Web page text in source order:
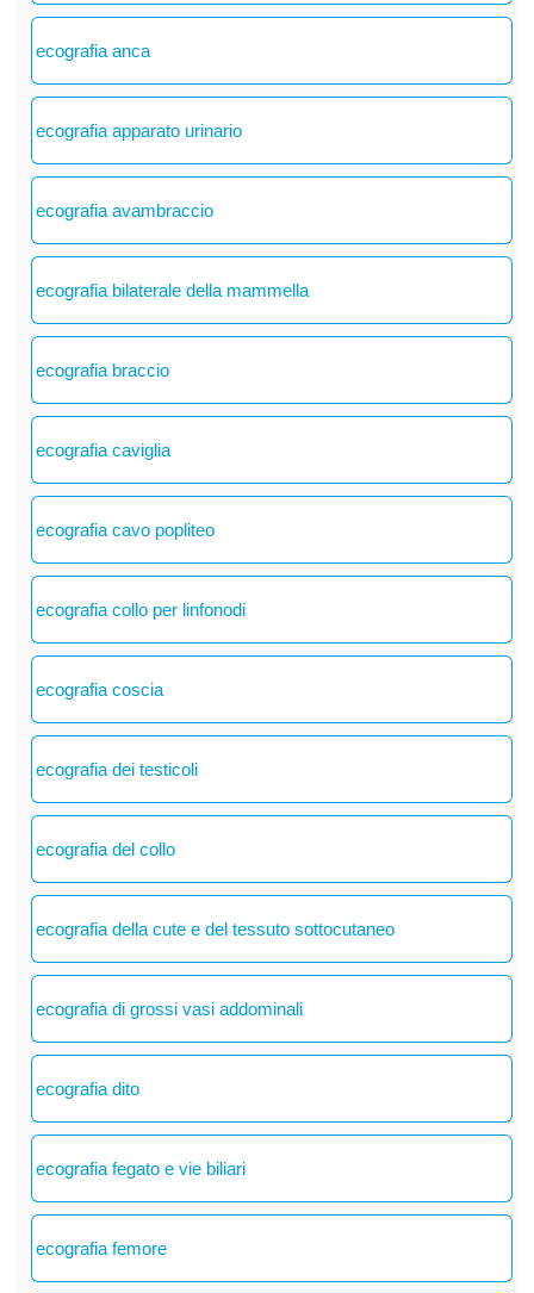
ecografia anca
ecografia apparato urinario
ecografia avambraccio
ecografia bilaterale della mammella
ecografia braccio
ecografia caviglia
ecografia cavo popliteo
ecografia collo per linfonodi
ecografia coscia
ecografia dei testicoli
ecografia del collo
ecografia della cute e del tessuto sottocutaneo
ecografia di grossi vasi addominali
ecografia dito
ecografia fegato e vie biliari
ecografia femore